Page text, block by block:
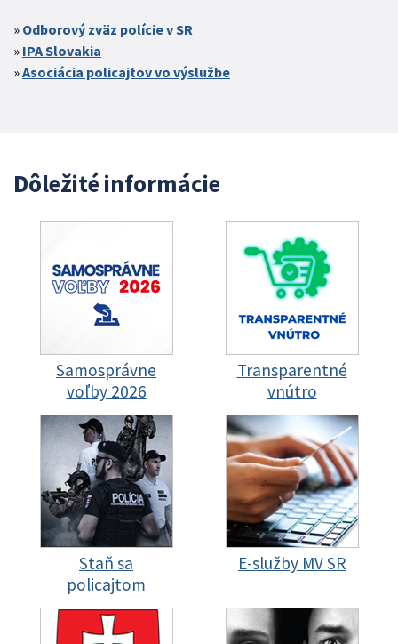
Odborový zväz polície v SR
IPA Slovakia
Asociácia policajtov vo výslužbe
Dôležité informácie
Samosprávne
voľby 2026
Transparentné
vnútro
Staň sa
policajtom
E-služby MV SR